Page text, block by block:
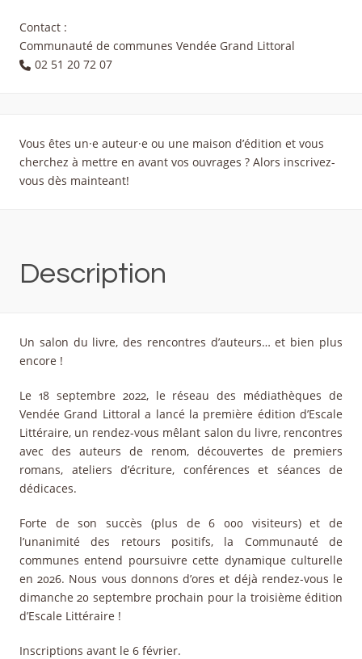
Contact :
Communauté de communes Vendée Grand Littoral
02 51 20 72 07
Vous êtes un·e auteur·e ou une maison d’édition et vous
cherchez à mettre en avant vos ouvrages ? Alors inscrivez-
vous dès mainteant!
Description
Un salon du livre, des rencontres d’auteurs… et bien plus
encore !
Le 18 septembre 2022, le réseau des médiathèques de
Vendée Grand Littoral a lancé la première édition d’Escale
Littéraire, un rendez-vous mêlant salon du livre, rencontres
avec des auteurs de renom, découvertes de premiers
romans, ateliers d’écriture, conférences et séances de
dédicaces.
Forte de son succès (plus de 6 000 visiteurs) et de
l’unanimité des retours positifs, la Communauté de
communes entend poursuivre cette dynamique culturelle
en 2026. Nous vous donnons d’ores et déjà rendez-vous le
dimanche 20 septembre prochain pour la troisième édition
d’Escale Littéraire !
Inscriptions avant le 6 février.